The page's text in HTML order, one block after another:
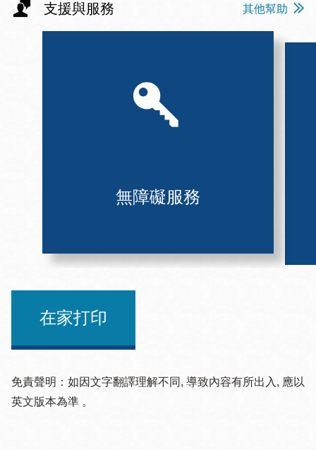
支援與服務 其他幫助
無障礙服務
在家打印
免責聲明：如因文字翻譯理解不同, 導致內容有所出入, 應以
英文版本為準 。